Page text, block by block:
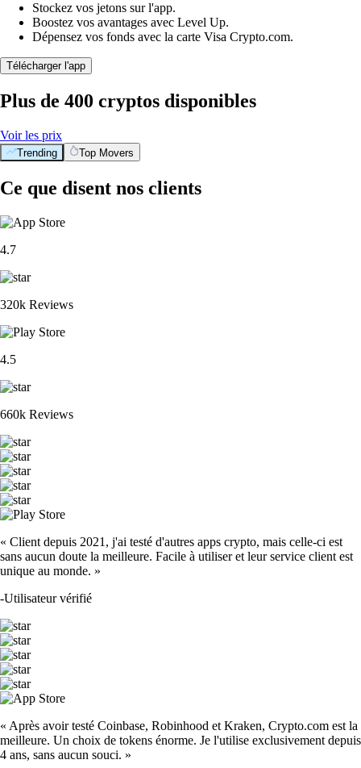
Stockez vos jetons sur l'app.
Boostez vos avantages avec Level Up.
Dépensez vos fonds avec la carte Visa Crypto.com.
Télécharger l'app
Plus de 400 cryptos disponibles
Voir les prix
Trending Top Movers
Ce que disent nos clients
4.7
320k Reviews
4.5
660k Reviews
« Client depuis 2021, j'ai testé d'autres apps crypto, mais celle-ci est
sans aucun doute la meilleure. Facile à utiliser et leur service client est
unique au monde. »
-Utilisateur vérifié
« Après avoir testé Coinbase, Robinhood et Kraken, Crypto.com est la
meilleure. Un choix de tokens énorme. Je l'utilise exclusivement depuis
4 ans, sans aucun souci. »